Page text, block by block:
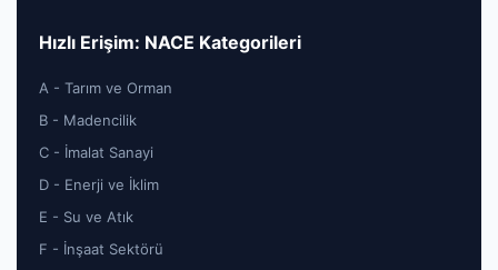
Hızlı Erişim: NACE Kategorileri
A - Tarım ve Orman
B - Madencilik
C - İmalat Sanayi
D - Enerji ve İklim
E - Su ve Atık
F - İnşaat Sektörü